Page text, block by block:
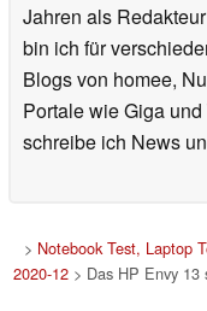
Jahren als
bin ich für
Blogs von homee,
Portale wie Giga
schreibe ich News
> Notebook Test, Laptop
2020-12> Das HP Envy 13